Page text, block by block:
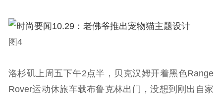
图4
洛杉矶上周五下午2点半，贝克汉姆开着黑色Range
Rover运动休旅车载布鲁克林出门，没想到刚出自家